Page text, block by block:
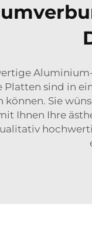
sind in
Sie
Ihnen Ihre